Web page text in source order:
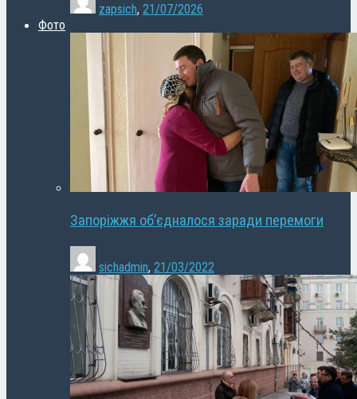
zapsich, 21/07/2026
Фото
Запоріжжя об’єдналося заради перемоги
sichadmin, 21/03/2022